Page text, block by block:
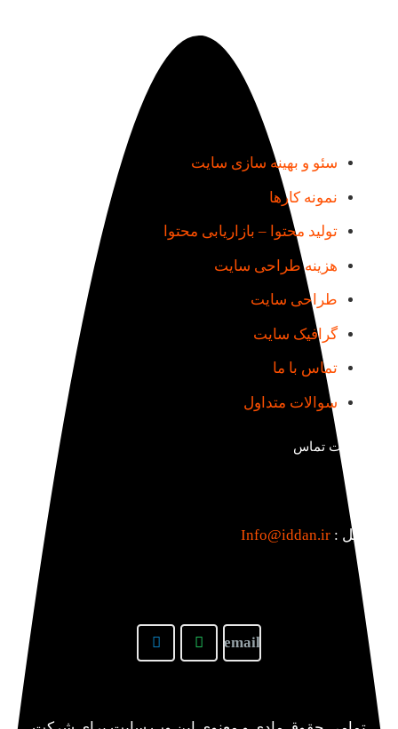
سئو و بهینه سازی سایت
نمونه کارها
تولید محتوا – بازاریابی محتوا
هزینه طراحی سایت
طراحی سایت
گرافیک سایت
تماس با ما
سوالات متداول
اطلاعات تماس
ایمیل :Info@iddan.ir